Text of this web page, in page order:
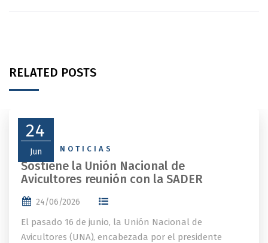
RELATED POSTS
24
Jun
NEWS NOTICIAS
Sostiene la Unión Nacional de
Avicultores reunión con la SADER
24/06/2026
El pasado 16 de junio, la Unión Nacional de
Avicultores (UNA), encabezada por el presidente